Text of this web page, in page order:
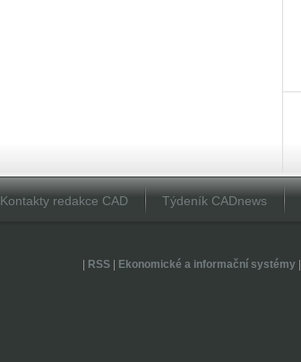
Kontakty redakce CAD Týdeník CADnews
RSS| Ekonomické a informační systémy|